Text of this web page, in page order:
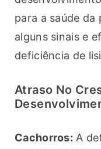
para a saúde da
alguns sinais e
deficiência de
Atraso No
Cachorros: A